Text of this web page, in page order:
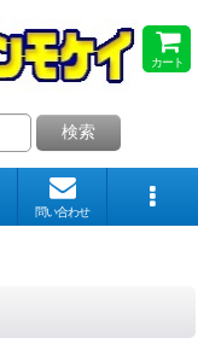
カート
検索
問い合わせ